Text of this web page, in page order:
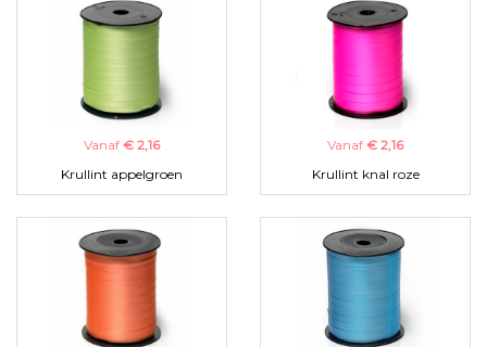
Vanaf € 2,16
Krullint appelgroen
Vanaf € 2,16
Krullint knal roze